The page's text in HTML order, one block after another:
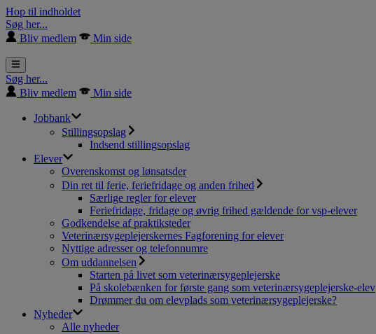
Hop til indholdet
Søg her...
Bliv medlem
Min side
Søg her...
Bliv medlem
Min side
Jobbank
Stillingsopslag
Indsend stillingsopslag
Elever
Overenskomst og lønsatsder
Din ret til ferie, feriefridage og anden frihed
Særlige regler for elever
Feriefridage, fridage og øvrig frihed gældende for vsp-elever
Godkendelse af praktiksteder
Veterinærsygeplejerskernes Fagforening for elever
Nyttige adresser og telefonnumre
Om uddannelsen
Starten på livet som veterinærsygeplejerske
På skolebænken for første gang som veterinærsygeplejerske-elev
Drømmer du om elevplads som veterinærsygeplejerske?
Nyheder
Alle nyheder